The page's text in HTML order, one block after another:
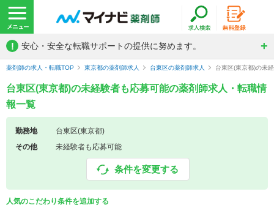
! 安心・安全な転職サポートの提供に努めます。
薬剤師の求人・転職TOP 東京都の薬剤師求人 台東区の薬剤師求人 台東区(東京都)の未
台東区(東京都)の未経験者も応募可能の薬剤師求人・転職情
報一覧
勤務地
台東区(東京都)
その他
未経験者も応募可能
条件を変更する
人気のこだわり条件を追加する